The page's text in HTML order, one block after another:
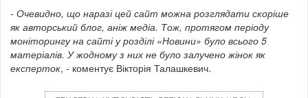
- Очевидно, що наразі цей сайт можна розглядати скоріше
як авторський блог, аніж медіа. Тож, протягом періоду
моніторингу на сайті у розділі «Новини» було всього 5
матеріалів. У жодному з них не було залучено жінок як
експерток, - коментує Вікторія Талашкевич.